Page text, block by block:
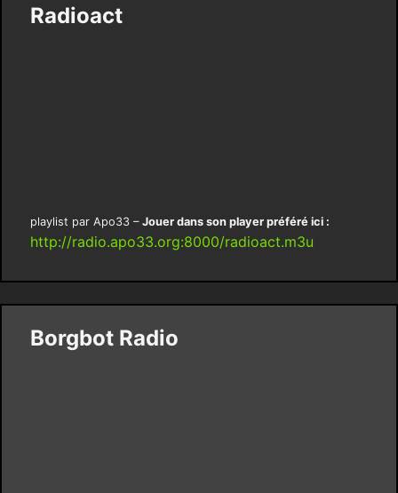
Radioact
playlist par Apo33 – Jouer dans son player préféré ici :
http://radio.apo33.org:8000/radioact.m3u
Borgbot Radio